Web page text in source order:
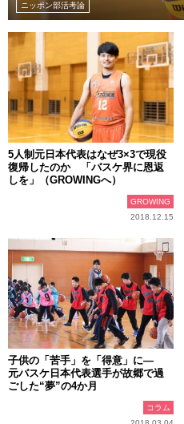
ニッポン部活考論
5人制元日本代表はなぜ3×3で現役
復帰したのか 「バスケ界に恩返
しを」（GROWINGへ）
GROWING
2018.12.15
子供の「苦手」を「得意」に―
元バスケ日本代表選手が故郷で過
ごした“夢”の4か月
コラム